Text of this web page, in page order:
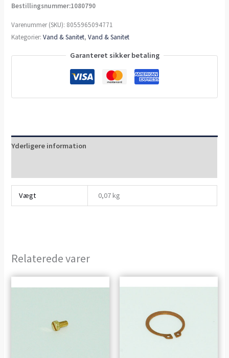
Bestillingsnummer:1080790
Varenummer (SKU): 8055965094771
Kategorier:Vand & Sanitet,Vand & Sanitet
Garanteret sikker betaling
Yderligere information
Vægt 0,07 kg
Relaterede varer